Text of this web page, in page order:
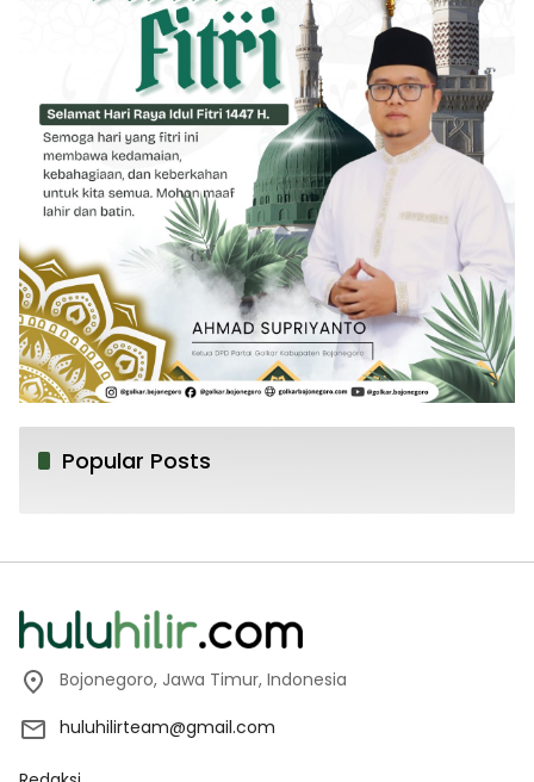
Popular Posts
Bojonegoro, Jawa Timur, Indonesia
huluhilirteam@gmail.com